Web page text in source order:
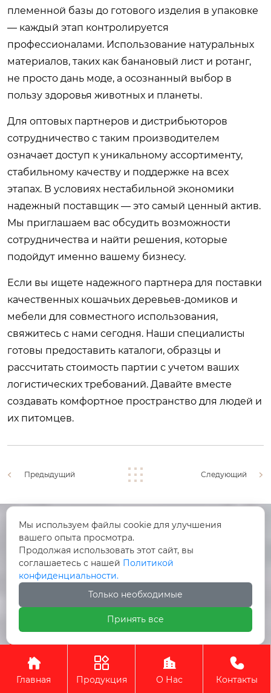
племенной базы до готового изделия в упаковке
— каждый этап контролируется
профессионалами. Использование натуральных
материалов, таких как банановый лист и ротанг,
не просто дань моде, а осознанный выбор в
пользу здоровья животных и планеты.
Для оптовых партнеров и дистрибьюторов
сотрудничество с таким производителем
означает доступ к уникальному ассортименту,
стабильному качеству и поддержке на всех
этапах. В условиях нестабильной экономики
надежный поставщик — это самый ценный актив.
Мы приглашаем вас обсудить возможности
сотрудничества и найти решения, которые
подойдут именно вашему бизнесу.
Если вы ищете надежного партнера для поставки
качественных кошачьих деревьев-домиков и
мебели для совместного использования,
свяжитесь с нами сегодня. Наши специалисты
готовы предоставить каталоги, образцы и
рассчитать стоимость партии с учетом ваших
логистических требований. Давайте вместе
создавать комфортное пространство для людей и
их питомцев.
Предыдущий Следующий
   
 +86-757-87773748
район Саньшуй, улица Юньдунхай

Главная

Продукция

О Нас

Контакты
Мы используем файлы cookie для улучшения
вашего опыта просмотра.
Продолжая использовать этот сайт, вы
соглашаетесь с нашей Политикой
конфиденциальности.
Только необходимые
Принять все